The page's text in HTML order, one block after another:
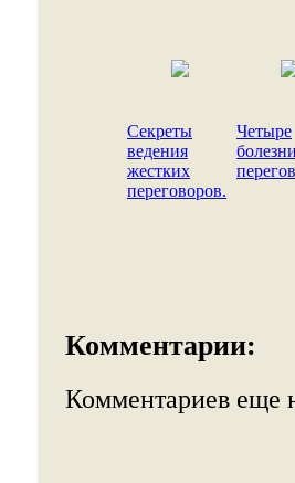
Секреты
ведения
жестких
переговоров.
Четыре
болезни
Комментарии:
Комментариев еще